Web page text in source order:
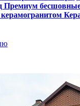
Премиум